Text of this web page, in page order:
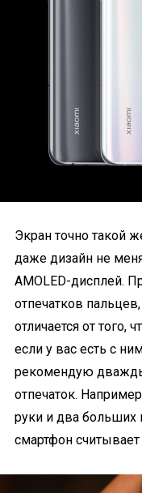
Экран точно такой
даже дизайн не
AMOLED-дисплей.
отпечатков
отличается от того,
если у вас есть с
рекомендую
отпечаток.
руки и два больших
смартфон